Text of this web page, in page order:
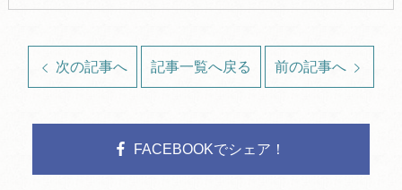
次の記事へ 記事一覧へ戻る 前の記事へ
FACEBOOKでシェア！